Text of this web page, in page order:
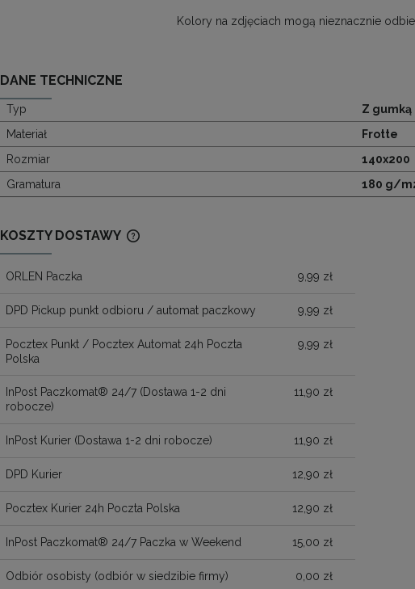
Kolory na zdjęciach mogą nieznacznie
DANE TECHNICZNE
Typ
Z gumką
Materiał
Frotte
Rozmiar
140x200
Gramatura
180 g/
KOSZTY DOSTAWY
CENA NIE ZAWIERA EWENTUALNYCH
ORLEN Paczka 9,99 zł
DPD Pickup punkt odbioru / automat paczkowy 9,99 zł
Pocztex Punkt / Pocztex Automat 24h Poczta
Polska
9,99 zł
InPost Paczkomat® 24/7 (Dostawa 1-2 dni
robocze)
11,90 zł
InPost Kurier (Dostawa 1-2 dni robocze) 11,90 zł
DPD Kurier 12,90 zł
Pocztex Kurier 24h Poczta Polska 12,90 zł
InPost Paczkomat® 24/7 Paczka w Weekend 15,00 zł
Odbiór osobisty (odbiór w siedzibie firmy) 0,00 zł